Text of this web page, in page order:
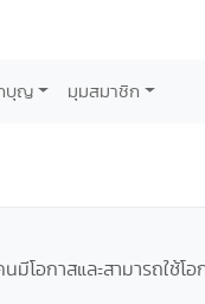
บุญ มุมสมาชิก
โอกาสและสามารถใช้โอ